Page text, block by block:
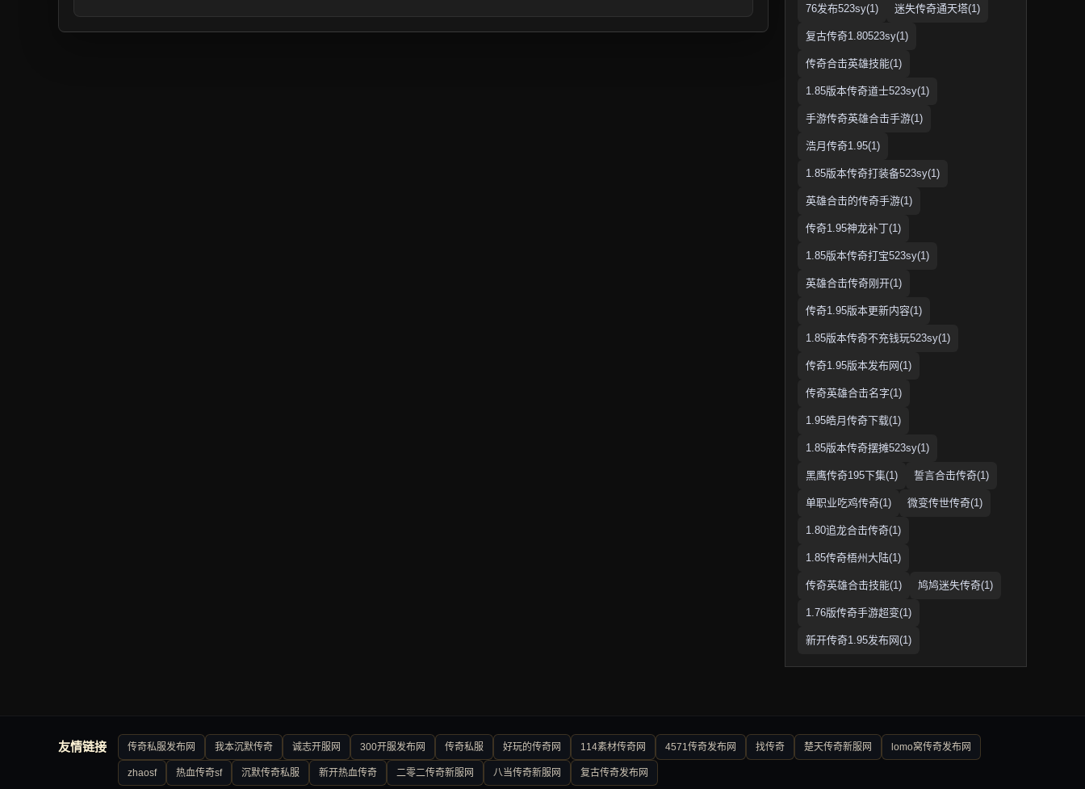
76发布523sy(1) 迷失传奇通天塔(1)
复古传奇1.80523sy(1)
传奇合击英雄技能(1)
1.85版本传奇道士523sy(1)
手游传奇英雄合击手游(1)
浩月传奇1.95(1)
1.85版本传奇打装备523sy(1)
英雄合击的传奇手游(1)
传奇1.95神龙补丁(1)
1.85版本传奇打宝523sy(1)
英雄合击传奇刚开(1)
传奇1.95版本更新内容(1)
1.85版本传奇不充钱玩523sy(1)
传奇1.95版本发布网(1)
传奇英雄合击名字(1)
1.95皓月传奇下载(1)
1.85版本传奇摆摊523sy(1)
黑鹰传奇195下集(1) 誓言合击传奇(1)
单职业吃鸡传奇(1) 微变传世传奇(1)
1.80追龙合击传奇(1)
1.85传奇梧州大陆(1)
传奇英雄合击技能(1) 鸠鸠迷失传奇(1)
1.76版传奇手游超变(1)
新开传奇1.95发布网(1)
友情链接 传奇私服发布网 我本沉默传奇 诚志开服网 300开服发布网 传奇私服 好玩的传奇网 114素材传奇网 4571传奇发布网 找传奇 楚天传奇新服网 lomo窝传奇发布网
zhaosf 热血传奇sf 沉默传奇私服 新开热血传奇 二零二传奇新服网 八当传奇新服网 复古传奇发布网